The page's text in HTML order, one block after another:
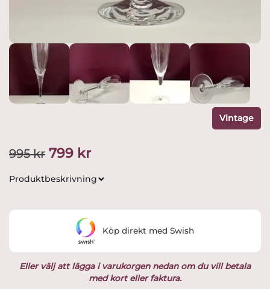
Vintage
995kr Det
ursprungliga
995 kr.
799 krDet
nuvarande
är:
799 kr.
Produktbeskrivning
Eller välj att lägga i varukorgen nedan om du vill betala
med kort eller faktura.
Köp direkt med Swish